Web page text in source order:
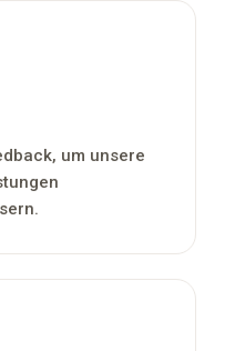
um unsere